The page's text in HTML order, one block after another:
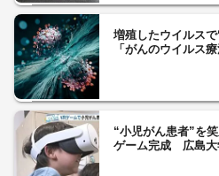
増殖したウイルス
「がんのウイルス
“小児がん患者”を
ゲーム完成 広島大